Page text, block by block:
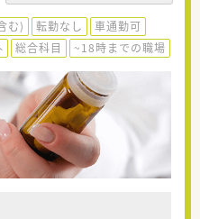
む) 転勤なし
車通勤可
総合科目 ~18時までの職場